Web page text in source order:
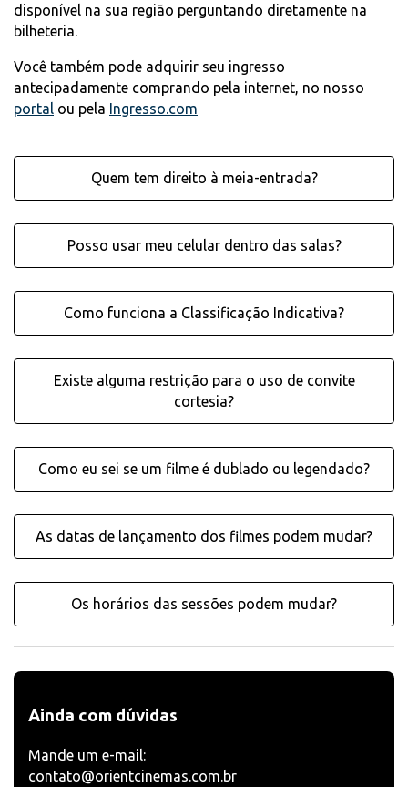
disponível na sua região perguntando diretamente na
bilheteria.
Você também pode adquirir seu ingresso
antecipadamente comprando pela internet, no nosso
portal ou pela Ingresso.com
Quem tem direito à meia-entrada?
Posso usar meu celular dentro das salas?
Como funciona a Classificação Indicativa?
Existe alguma restrição para o uso de convite
cortesia?
Como eu sei se um filme é dublado ou legendado?
As datas de lançamento dos filmes podem mudar?
Os horários das sessões podem mudar?
Ainda com dúvidas
Mande um e-mail:
contato@orientcinemas.com.br